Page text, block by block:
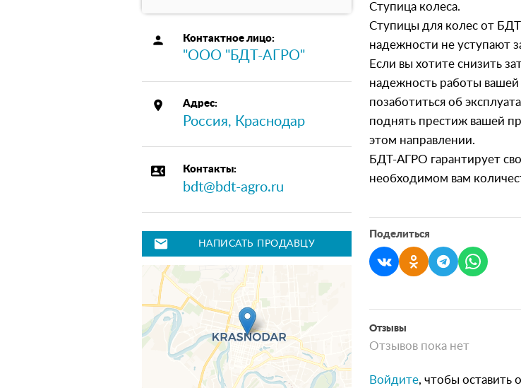
person Контактное лицо:
"ООО "БДТ-АГРО"
place Адрес:
Россия, Краснодар
contact_phone Контакты:
bdt@bdt-agro.ru
mail НАПИСАТЬ ПРОДАВЦУ
Ступица колеса.
Ступицы для колес от
надежности не уступают
Если вы хотите снизить
надежность работы
позаботиться об
поднять престиж вашей
этом направлении.
БДТ-АГРО гарантирует
необходимом вам
Поделиться
Отзывы
Отзывов пока нет
Войдите, чтобы оставить